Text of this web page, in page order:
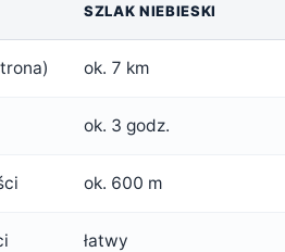
SZLAK NIEBIESKI
ok. 7 km
ok. 3 godz.
ok. 600 m
łatwy